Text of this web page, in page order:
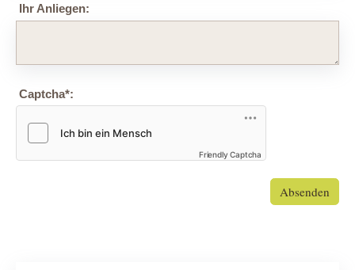
Ihr Anliegen:
Captcha*:
Friendly Captcha
Absenden